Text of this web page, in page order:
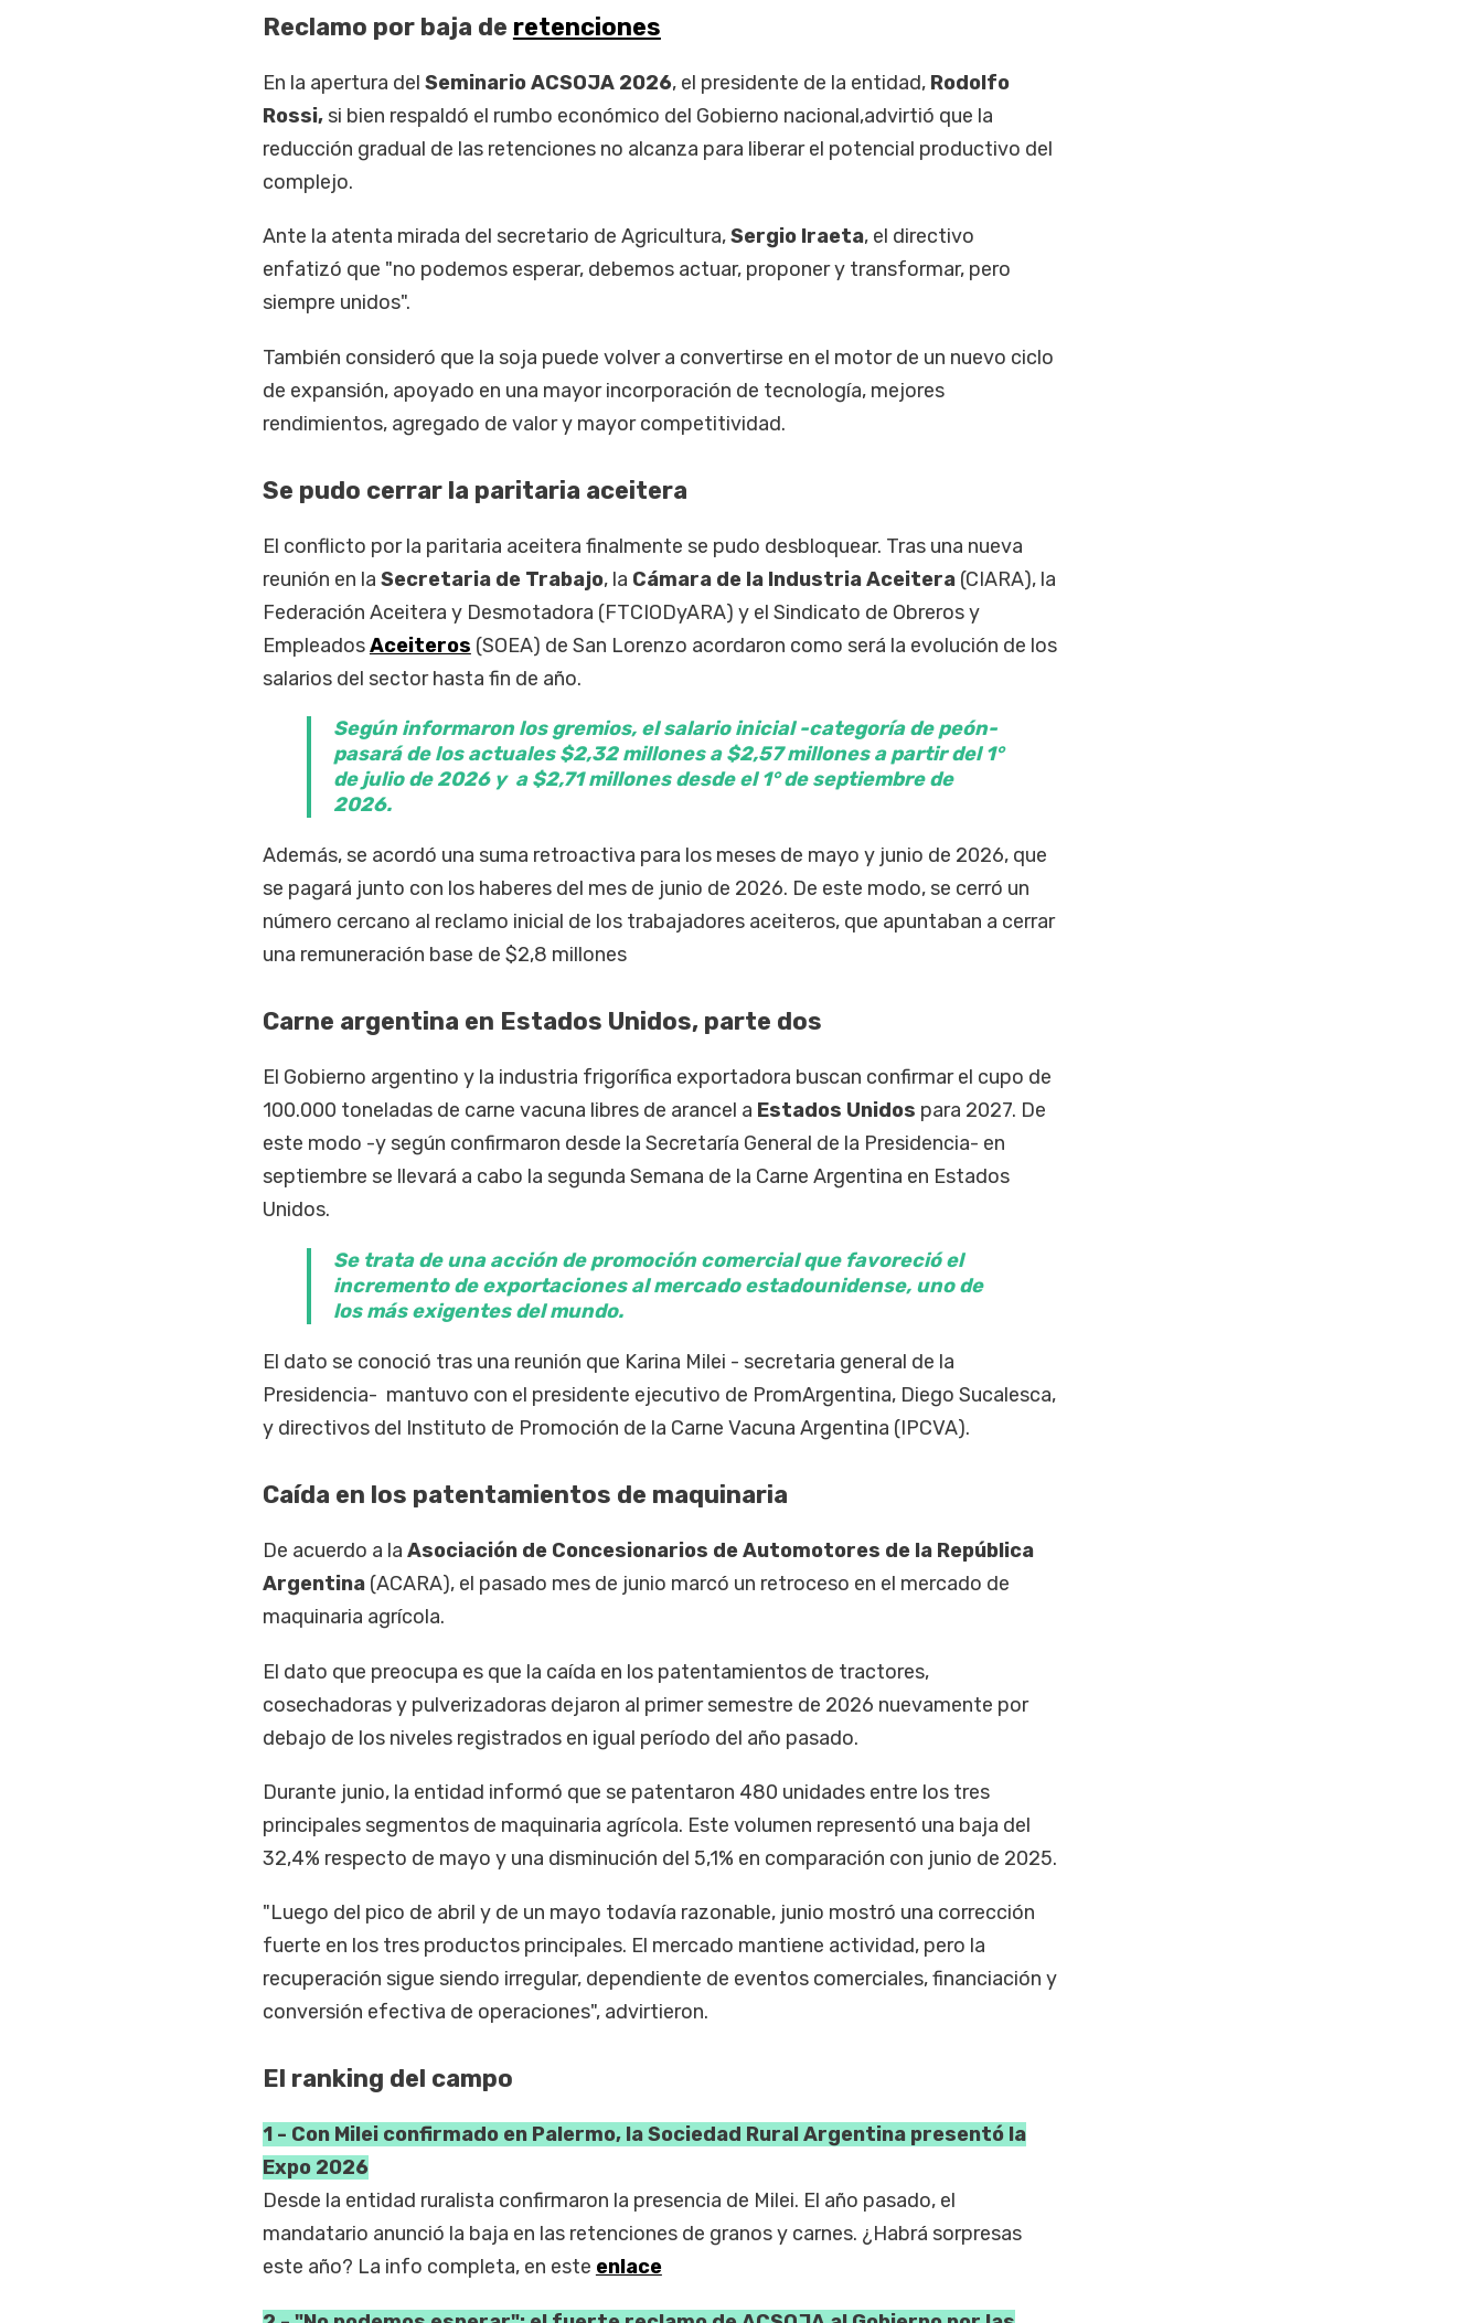
Reclamo por baja de retenciones
En la apertura del Seminario ACSOJA 2026, el presidente de la entidad,Rodolfo
Rossi,si bien respaldó el rumbo económico del Gobierno nacional,advirtió que la
reducción gradual de las retenciones no alcanza para liberar el potencial productivo del
complejo.
Ante la atenta mirada del secretario de Agricultura,Sergio Iraeta, el directivo
enfatizó que "no podemos esperar, debemos actuar, proponer y transformar, pero
siempre unidos".
También consideró que la soja puede volver a convertirse en el motor de un nuevo ciclo
de expansión, apoyado en una mayor incorporación de tecnología, mejores
rendimientos, agregado de valor y mayor competitividad.
Se pudo cerrar la paritaria aceitera
El conflicto por la paritaria aceitera finalmente se pudo desbloquear. Tras una nueva
reunión en la Secretaria de Trabajo, la Cámara de la Industria Aceitera(CIARA), la
Federación Aceitera y Desmotadora (FTCIODyARA) y el Sindicato de Obreros y
EmpleadosAceiteros (SOEA) de San Lorenzo acordaron como será la evolución de los
salarios del sector hasta fin de año.
Según informaron los gremios, el salario inicial -categoría de peón-
pasará de los actuales $2,32 millones a $2,57 millones a partir del 1°
de julio de 2026 y a $2,71 millones desde el 1° de septiembre de
2026.
Además, se acordó una suma retroactiva para los meses de mayo y junio de 2026, que
se pagará junto con los haberes del mes de junio de 2026. De este modo, se cerró un
número cercano al reclamo inicial de los trabajadores aceiteros, que apuntaban a cerrar
una remuneración base de $2,8 millones
Carne argentina en Estados Unidos, parte dos
El Gobierno argentino y la industria frigorífica exportadora buscan confirmar el cupo de
100.000 toneladas de carne vacuna libres de arancel a Estados Unidos para 2027. De
este modo -y según confirmaron desde la Secretaría General de la Presidencia- en
septiembre se llevará a cabo la segunda Semana de la Carne Argentina en Estados
Unidos.
Se trata de una acción de promoción comercial que favoreció el
incremento de exportaciones al mercado estadounidense, uno de
los más exigentes del mundo.
El dato se conoció tras una reunión que Karina Milei - secretaria general de la
Presidencia- mantuvo con el presidente ejecutivo de PromArgentina, Diego Sucalesca,
y directivos del Instituto de Promoción de la Carne Vacuna Argentina (IPCVA).
Caída en los patentamientos de maquinaria
De acuerdo a la Asociación de Concesionarios de Automotores de la República
Argentina(ACARA), el pasado mes de junio marcó un retroceso en el mercado de
maquinaria agrícola.
El dato que preocupa es que la caída en los patentamientos de tractores,
cosechadoras y pulverizadoras dejaron al primer semestre de 2026 nuevamente por
debajo de los niveles registrados en igual período del año pasado.
Durante junio, la entidad informó que se patentaron 480 unidades entre los tres
principales segmentos de maquinaria agrícola. Este volumen representó una baja del
32,4% respecto de mayo y una disminución del 5,1% en comparación con junio de 2025.
"Luego del pico de abril y de un mayo todavía razonable, junio mostró una corrección
fuerte en los tres productos principales. El mercado mantiene actividad, pero la
recuperación sigue siendo irregular, dependiente de eventos comerciales, financiación y
conversión efectiva de operaciones", advirtieron.
El ranking del campo
1 - Con Milei confirmado en Palermo, la Sociedad Rural Argentina presentó la
Expo 2026
Desde la entidad ruralista confirmaron la presencia de Milei. El año pasado, el
mandatario anunció la baja en las retenciones de granos y carnes. ¿Habrá sorpresas
este año? La info completa, en este enlace